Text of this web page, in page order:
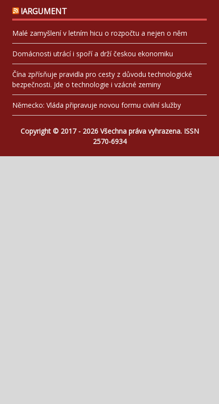
!ARGUMENT
Malé zamyšlení v letním hicu o rozpočtu a nejen o něm
Domácnosti utrácí i spoří a drží českou ekonomiku
Čína zpřísňuje pravidla pro cesty z důvodu technologické
bezpečnosti. Jde o technologie i vzácné zeminy
Německo: Vláda připravuje novou formu civilní služby
Copyright © 2017 - 2026 Všechna práva vyhrazena. ISSN
2570-6934